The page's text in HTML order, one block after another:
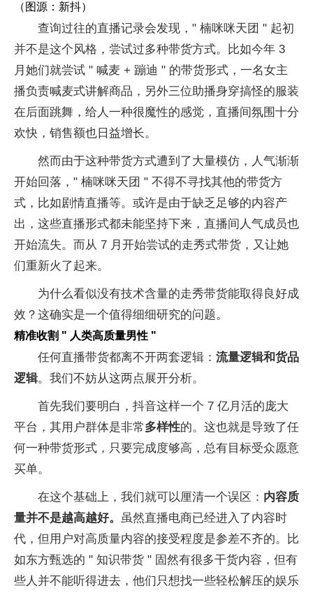
（图源：新抖）
查询过往的直播记录会发现，" 楠咪咪天团 " 起初
并不是这个风格，尝试过多种带货方式。比如今年 3
月她们就尝试 " 喊麦 + 蹦迪 " 的带货形式，一名女主
播负责喊麦式讲解商品，另外三位助播身穿搞怪的服装
在后面跳舞，给人一种很魔性的感觉，直播间氛围十分
欢快，销售额也日益增长。
然而由于这种带货方式遭到了大量模仿，人气渐渐
开始回落，" 楠咪咪天团 " 不得不寻找其他的带货方
式，比如剧情直播等。或许是由于缺乏足够的内容产
出，这些直播形式都未能坚持下来，直播间人气成员也
开始流失。而从 7 月开始尝试的走秀式带货，又让她
们重新火了起来。
为什么看似没有技术含量的走秀带货能取得良好成
效？这确实是一个值得细细研究的问题。
精准收割 " 人类高质量男性 "
任何直播带货都离不开两套逻辑： 流量逻辑和货品
逻辑。我们不妨从这两点展开分析。
首先我们要明白，抖音这样一个 7 亿月活的庞大
平台，其用户群体是非常多样性的。这也就是导致了任
何一种带货形式，只要完成度够高，总有目标受众愿意
买单。
在这个基础上，我们就可以厘清一个误区： 内容质
量并不是越高越好。 虽然直播电商已经进入了内容时
代，但用户对高质量内容的接受程度是参差不齐的。比
如东方甄选的 " 知识带货 " 固然有很多干货内容，但有
些人并不能听得进去，他们只想找一些轻松解压的娱乐